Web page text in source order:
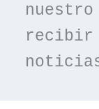
nuestro
recibir